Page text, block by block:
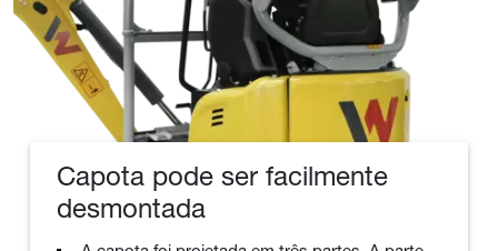
Capota pode ser facilmente
desmontada